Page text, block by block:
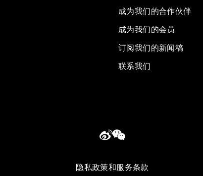
成为我们的合作伙伴
成为我们的会员
订阅我们的新闻稿
联系我们
隐私政策和服务条款